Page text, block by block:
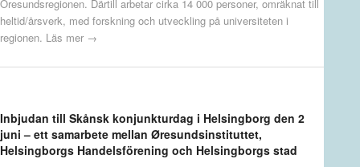
Öresundsregionen. Därtill arbetar cirka 14 000 personer, omräknat till
heltid/årsverk, med forskning och utveckling på universiteten i
regionen. Läs mer →
Inbjudan till Skånsk konjunkturdag i Helsingborg den 2
juni – ett samarbete mellan Øresundsinstituttet,
Helsingborgs Handelsförening och Helsingborgs stad